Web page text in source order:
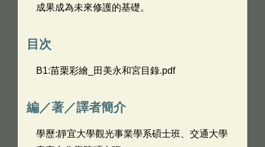
成果成為未來修護的基礎。
目次
B1:苗栗彩繪_田美永和宮目錄.pdf
編／著／譯者簡介
學歷:靜宜大學觀光事業學系碩士班、交通大學